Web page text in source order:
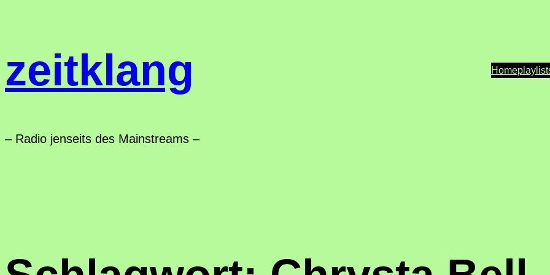
zeitklang Home
– Radio jenseits des Mainstreams –